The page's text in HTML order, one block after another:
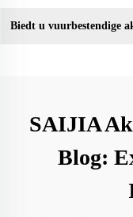
Biedt u vuurbestendige
SAIJIA
Blog: